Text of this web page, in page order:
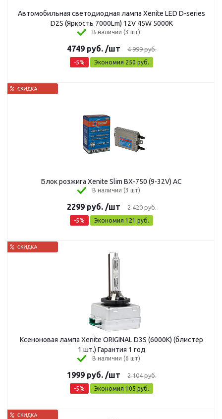
Автомобильная светодиодная лампа Xenite LED D-series
D2S (Яркость 7000Lm) 12V 45W 5000K
В наличии (3 шт)
4749руб. /шт 4 999руб.
-5% Экономия 250 руб.
Блок розжига Xenite Slim BX-750 (9-32V) АС
В наличии (3 шт)
2299руб. /шт 2 420руб.
-5% Экономия 121 руб.
Ксеноновая лампа Xenite ORIGINAL D3S (6000K) (блистер
1 шт.) Гарантия 1 год
В наличии (6 шт)
1999руб. /шт 2 104руб.
-5% Экономия 105 руб.